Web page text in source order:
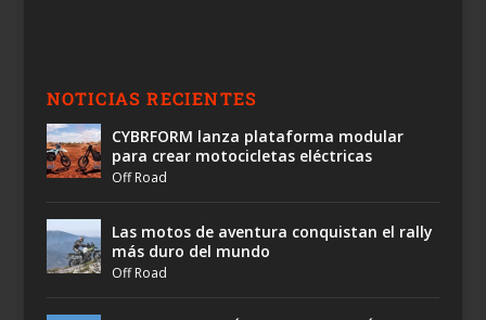
NOTICIAS RECIENTES
CYBRFORM lanza plataforma modular
para crear motocicletas eléctricas
Off Road
Las motos de aventura conquistan el rally
más duro del mundo
Off Road